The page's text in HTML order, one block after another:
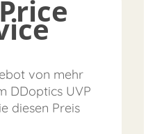
von mehr
DDoptics UVP
diesen Preis